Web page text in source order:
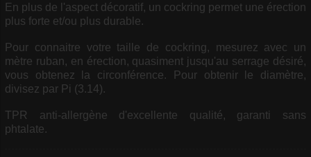
En plus de l'aspect décoratif, un cockring permet une érection
plus forte et/ou plus durable.
Pour connaitre votre taille de cockring, mesurez avec un
mètre ruban, en érection, quasiment jusqu'au serrage désiré,
vous obtenez la circonférence. Pour obtenir le diamètre,
divisez par Pi (3.14).
TPR anti-allergène d'excellente qualité, garanti sans
phtalate.